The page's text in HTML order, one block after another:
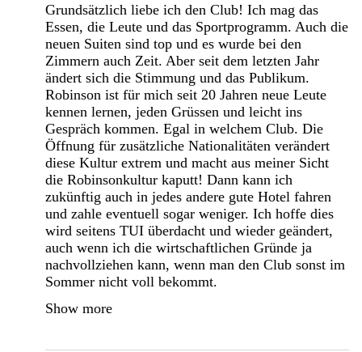
Grundsätzlich liebe ich den Club! Ich mag das
Essen, die Leute und das Sportprogramm. Auch die
neuen Suiten sind top und es wurde bei den
Zimmern auch Zeit. Aber seit dem letzten Jahr
ändert sich die Stimmung und das Publikum.
Robinson ist für mich seit 20 Jahren neue Leute
kennen lernen, jeden Grüssen und leicht ins
Gespräch kommen. Egal in welchem Club. Die
Öffnung für zusätzliche Nationalitäten verändert
diese Kultur extrem und macht aus meiner Sicht
die Robinsonkultur kaputt! Dann kann ich
zukünftig auch in jedes andere gute Hotel fahren
und zahle eventuell sogar weniger. Ich hoffe dies
wird seitens TUI überdacht und wieder geändert,
auch wenn ich die wirtschaftlichen Gründe ja
nachvollziehen kann, wenn man den Club sonst im
Sommer nicht voll bekommt.
Show more